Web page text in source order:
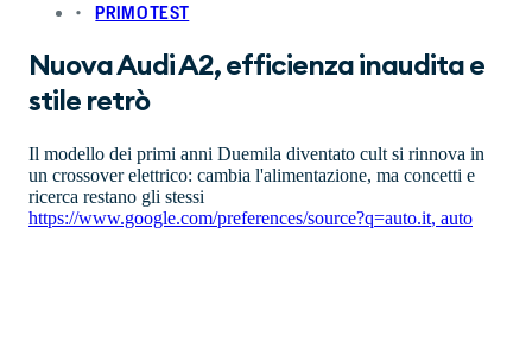
PRIMO TEST
Nuova Audi A2, efficienza inaudita e
stile retrò
Il modello dei primi anni Duemila diventato cult si rinnova in
un crossover elettrico: cambia l'alimentazione, ma concetti e
ricerca restano gli stessi
https://www.google.com/preferences/source?q=auto.it, auto